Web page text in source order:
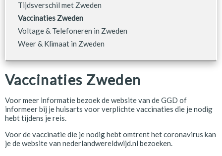
Vaccinaties Zweden
Voor meer informatie bezoek de website van de GGD of
informeer bij je huisarts voor verplichte vaccinaties die je nodig
hebt tijdens je reis.
Voor de vaccinatie die je nodig hebt omtrent het coronavirus kan
je de website van nederlandwereldwijd.nl bezoeken.
Tijdsverschil met Zweden
Vaccinaties Zweden
Voltage & Telefoneren in Zweden
Weer & Klimaat in Zweden